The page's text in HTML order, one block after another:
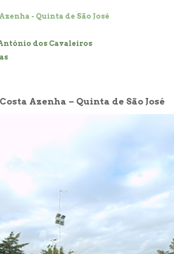
- Quinta de São José
dos Cavaleiros
Azenha – Quinta de São José